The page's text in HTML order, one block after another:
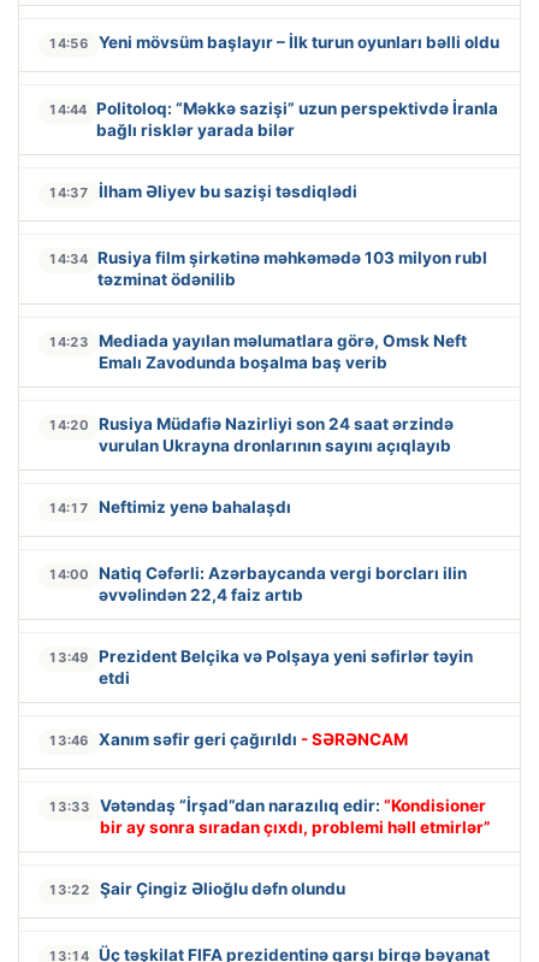
14:56 Yeni mövsüm başlayır – İlk turun oyunları bəlli oldu
14:44 Politoloq: “Məkkə sazişi” uzun perspektivdə İranla
bağlı risklər yarada bilər
14:37 İlham Əliyev bu sazişi təsdiqlədi
14:34 Rusiya film şirkətinə məhkəmədə 103 milyon rubl
təzminat ödənilib
14:23
Mediada yayılan məlumatlara görə, Omsk Neft
Emalı Zavodunda boşalma baş verib
14:20
Rusiya Müdafiə Nazirliyi son 24 saat ərzində
vurulan Ukrayna dronlarının sayını açıqlayıb
14:17 Neftimiz yenə bahalaşdı
14:00
Natiq Cəfərli: Azərbaycanda vergi borcları ilin
əvvəlindən 22,4 faiz artıb
13:49
Prezident Belçika və Polşaya yeni səfirlər təyin
etdi
13:46 Xanım səfir geri çağırıldı - SƏRƏNCAM
13:33 Vətəndaş “İrşad”dan narazılıq edir: “Kondisioner
bir ay sonra sıradan çıxdı, problemi həll etmirlər”
13:22 Şair Çingiz Əlioğlu dəfn olundu
13:14 Üç təşkilat FIFA prezidentinə qarşı birgə bəyanat